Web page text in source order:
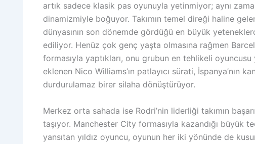
artık sadece klasik pas oyunuyla yetinmiyor; aynı
dinamizmiyle boğuyor. Takımın temel direği haline
dünyasının son dönemde gördüğü en büyük
ediliyor. Henüz çok genç yaşta olmasına rağmen
formasıyla yaptıkları, onu grubun en tehlikeli oyuncusu
eklenen Nico Williams’ın patlayıcı sürati, İspanya’nın
durdurulamaz birer silaha dönüştürüyor.
Merkez orta sahada ise Rodri’nin liderliği takımın
taşıyor. Manchester City formasıyla kazandığı büyük
yansıtan yıldız oyuncu, oyunun her iki yönünde de